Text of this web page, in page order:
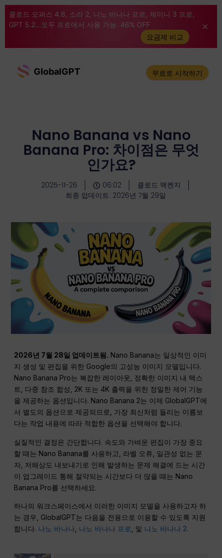
클로드 오퍼스 4.6, 소라 2, 나노 바나나 프로, 제미니 3 프로,
GPT 5.2...모두 프로에서 사용 가능. 46% OFF
요금제 비교
GlobalGPT 무료로 시작하기
Nano Banana vs Nano
Banana Pro: 차이점은 무엇
인가요?
2025-11-26 06:02
클로드 맥켄지
최종 업데이트: 2026년 7월 29일
2026년 7월 28일 업데이트됨. Nano Banana는 일상적인 이미
지 생성 및 편집을 위한 Google의 고성능 이미지 모델입니다.
Nano Banana Pro는 복잡한 레이아웃, 정확한 이미지 내 텍스
트, 다중 참조 합성, 2K 또는 4K 출력을 위한 정밀한 제어 기능
을 제공하는 옵션입니다. Nano Banana 2는 이제 GlobalGPT에
서 별도의 옵션으로 제공되므로, 가장 최신처럼 들리는 이름보
다는 작업 내용에 따라 적합한 옵션을 선택해야 합니다.
실질적인 결정은 간단합니다. 속도와 가벼운 편집이 가장 중요
할 때는 Nano Banana를 사용하고, 라벨 오류, 일관성 없는 문
자, 저해상도 내보내기로 인해 발생하는 문제 해결에 드는 시간
이 업그레이드 통해 절약되는 시간보다 더 많을 때는 Nano
Banana Pro를 선택하세요.
하나의 워크스페이스에서 이러한 이미지 모델을 사용하고자 하
는 경우, GlobalGPT는 다음을 전용으로 이용할 수 있도록 지원
합니다. 나노 바나나 나노 바나나 프로 , 및 나노 바나나 2.